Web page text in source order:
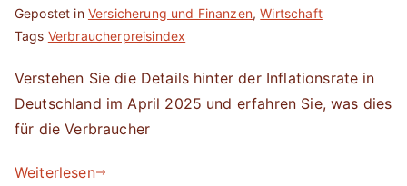
Gepostet in Versicherung und Finanzen,Wirtschaft
Tags Verbraucherpreisindex
Verstehen Sie die Details hinter der Inflationsrate in
Deutschland im April 2025 und erfahren Sie, was dies
für die Verbraucher
Weiterlesen